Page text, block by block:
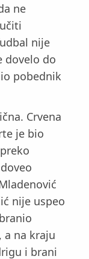
ne
nije
dovelo do
pobednik
Crvena
je bio
nije uspeo
a na kraju
i brani